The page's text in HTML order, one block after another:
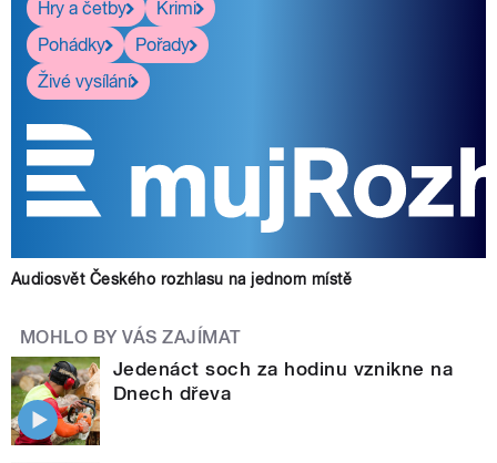
Hry a četby
Krimi
Pohádky
Pořady
Živé vysílání
Audiosvět Českého rozhlasu na jednom místě
MOHLO BY VÁS ZAJÍMAT
Jedenáct soch za hodinu vznikne na
Dnech dřeva